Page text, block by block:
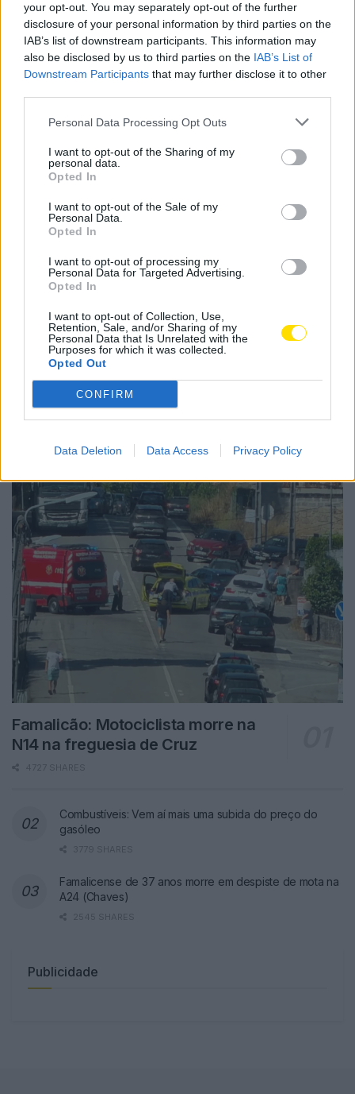
your opt-out. You may separately opt-out of the further
disclosure of your personal information by third parties on the
IAB’s list of downstream participants. This information may
also be disclosed by us to third parties on the IAB’s List of
Downstream Participants that may further disclose it to other
Personal Data Processing Opt Outs
I want to opt-out of the Sharing of my
personal data.
Opted In
I want to opt-out of the Sale of my
Personal Data.
Opted In
I want to opt-out of processing my
Personal Data for Targeted Advertising.
Opted In
I want to opt-out of Collection, Use,
Retention, Sale, and/or Sharing of my
Personal Data that Is Unrelated with the
Purposes for which it was collected.
Opted Out
CONFIRM
Data Deletion Data Access Privacy Policy
do Dragão. «Vamos com a nossa ideia de jogo. Do
outro lado, estará um adversário muito forte, mas
temos os nossos objetivos bem definidos e dos quais
não vamos abdicar, tal como Porto não o fará. Por
isso, temos que estar concentrados naquilo que temos
que fazer, valorizar o jogo com bola e sem bola, ser
decisão e no processo defensivo. Vamos lutar pelo
resultado, indo a jogo para conquistar os três pontos»,
O jogo disputa-se a partir das 21h15 desta sexta-feira,
Hoje Rádio.
ivo vieira
treinador
Famalicão: Motociclista morre na
N14 na freguesia de Cruz
4727 SHARES
Combustíveis: Vem aí mais uma subida do preço do
gasóleo
3779 SHARES
Famalicense de 37 anos morre em despiste de mota na
A24 (Chaves)
2545 SHARES
Publicidade